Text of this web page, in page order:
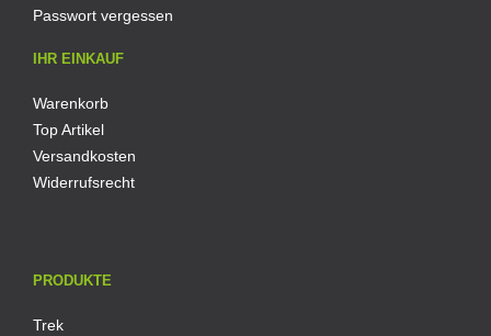
Passwort vergessen
IHR EINKAUF
Warenkorb
Top Artikel
Versandkosten
Widerrufsrecht
PRODUKTE
Trek